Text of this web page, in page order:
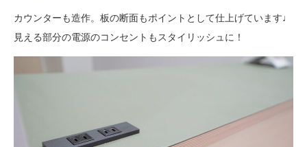
カウンターも造作。板の断面もポイントとして仕上げています♩
見える部分の電源のコンセントもスタイリッシュに！